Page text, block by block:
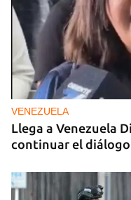
VENEZUELA
Llega a Venezuela
continuar el diálogo